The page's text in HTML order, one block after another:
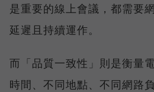
是重要的線上會議，都需要
延遲且持續運作。
而「品質一致性」則是衡量
時間、不同地點、不同網路